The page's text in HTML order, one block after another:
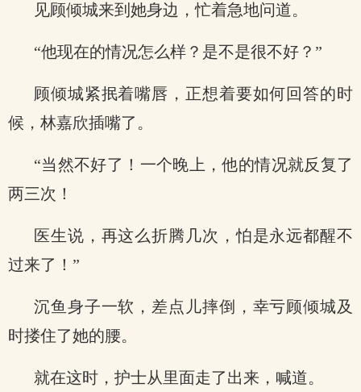
见顾倾城来到她身边，忙着急地问道。
“他现在的情况怎么样？是不是很不好？”
顾倾城紧抿着嘴唇，正想着要如何回答的时
候，林嘉欣插嘴了。
“当然不好了！一个晚上，他的情况就反复了
两三次！
医生说，再这么折腾几次，怕是永远都醒不
过来了！”
沉鱼身子一软，差点儿摔倒，幸亏顾倾城及
时搂住了她的腰。
就在这时，护士从里面走了出来，喊道。